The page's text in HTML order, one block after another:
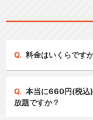
料金はいくらです
本当に660円(税込
放題ですか？